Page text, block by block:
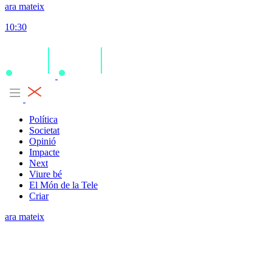
ara mateix
10:30
Política
Societat
Opinió
Impacte
Next
Viure bé
El Món de la Tele
Criar
ara mateix